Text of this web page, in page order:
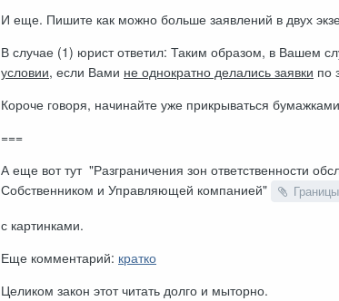
И еще. Пишите как можно больше заявлений в двух
В случае (1) юрист ответил: Таким образом, в Вашем
условии, если Вами не однократно делались заявки по
Короче говоря, начинайте уже прикрываться
===
А еще вот тут "Разграничения зон ответственности
Собственником и Управляющей компанией"
с картинками.
Еще комментарий: кратко
Целиком закон этот читать долго и мыторно.